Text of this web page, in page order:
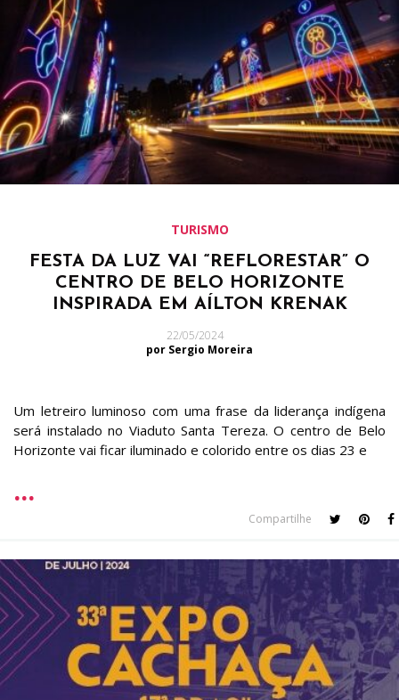
TURISMO
FESTA DA LUZ VAI “REFLORESTAR” O
CENTRO DE BELO HORIZONTE
INSPIRADA EM AÍLTON KRENAK
22/05/2024
por Sergio Moreira
Um letreiro luminoso com uma frase da liderança indígena
será instalado no Viaduto Santa Tereza. O centro de Belo
Horizonte vai ficar iluminado e colorido entre os dias 23 e
Compartilhe